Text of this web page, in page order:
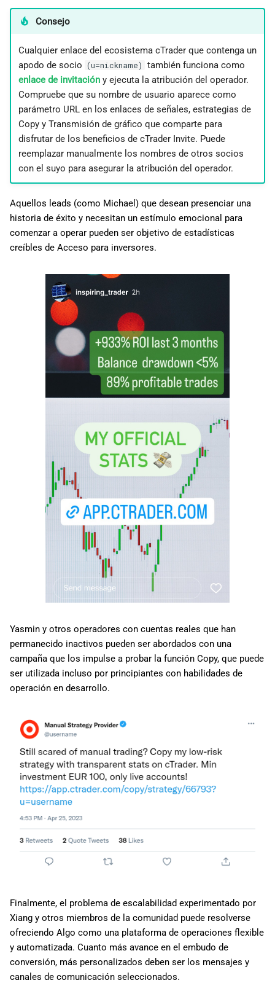
Consejo
Cualquier enlace del ecosistema cTrader que contenga un
apodo de socio (u=nickname)
también funciona como
enlace de invitacióny ejecuta la atribución del operador.
Compruebe que su nombre de usuario aparece como
parámetro URL en los enlaces de señales, estrategias de
Copy y Transmisión de gráfico que comparte para
disfrutar de los beneficios de cTrader Invite. Puede
reemplazar manualmente los nombres de otros socios
con el suyo para asegurar la atribución del operador.
Aquellos leads (como Michael) que desean presenciar una
historia de éxito y necesitan un estímulo emocional para
comenzar a operar pueden ser objetivo de estadísticas
creíbles de Acceso para inversores.
Yasmin y otros operadores con cuentas reales que han
permanecido inactivos pueden ser abordados con una
campaña que los impulse a probar la función Copy, que puede
ser utilizada incluso por principiantes con habilidades de
operación en desarrollo.
Finalmente, el problema de escalabilidad experimentado por
Xiang y otros miembros de la comunidad puede resolverse
ofreciendo Algo como una plataforma de operaciones flexible
y automatizada. Cuanto más avance en el embudo de
conversión, más personalizados deben ser los mensajes y
canales de comunicación seleccionados.